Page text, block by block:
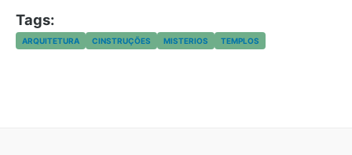
Tags:
ARQUITETURA CINSTRUÇÕES MISTERIOS TEMPLOS